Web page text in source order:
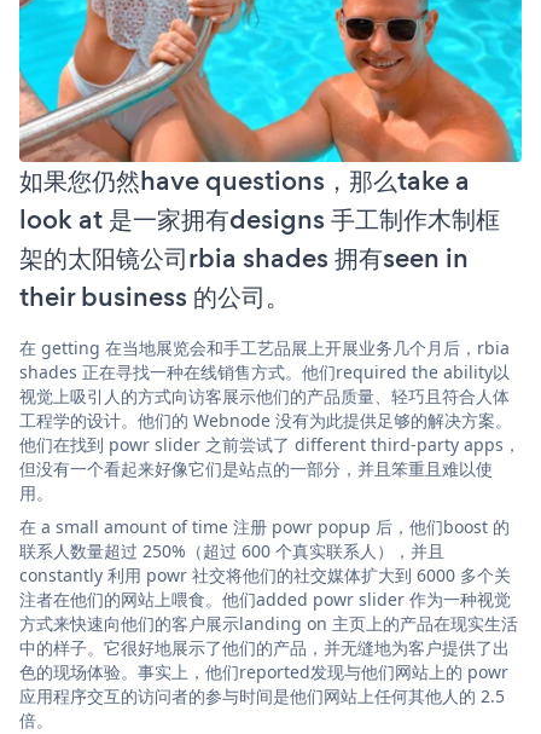
如果您仍然have questions，那么take a
look at 是一家拥有designs 手工制作木制框
架的太阳镜公司rbia shades 拥有seen in
their business 的公司。
在 getting 在当地展览会和手工艺品展上开展业务几个月后，rbia
shades 正在寻找一种在线销售方式。他们required the ability以
视觉上吸引人的方式向访客展示他们的产品质量、轻巧且符合人体
工程学的设计。他们的 Webnode 没有为此提供足够的解决方案。
他们在找到 powr slider 之前尝试了 different third-party apps，
但没有一个看起来好像它们是站点的一部分，并且笨重且难以使
用。
在 a small amount of time 注册 powr popup 后，他们boost 的
联系人数量超过 250%（超过 600 个真实联系人），并且
constantly 利用 powr 社交将他们的社交媒体扩大到 6000 多个关
注者在他们的网站上喂食。他们added powr slider 作为一种视觉
方式来快速向他们的客户展示landing on 主页上的产品在现实生活
中的样子。它很好地展示了他们的产品，并无缝地为客户提供了出
色的现场体验。事实上，他们reported发现与他们网站上的 powr
应用程序交互的访问者的参与时间是他们网站上任何其他人的 2.5
倍。